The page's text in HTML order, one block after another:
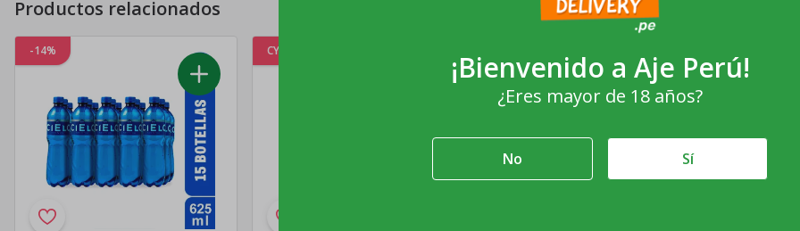
Productos relacionados
-14% CYBER% ¡Bienvenido a Aje Perú!
¿Eres mayor de 18 años?
No Sí